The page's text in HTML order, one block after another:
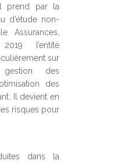
Il prend par la
d’étude non-
Assurances,
l’entité
sur
des
des
Il devient en
risques pour
dans la